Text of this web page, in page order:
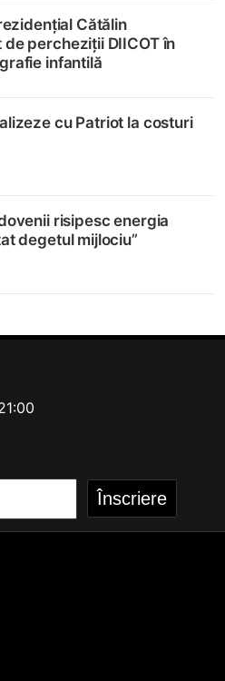
Cătălin
percheziții DIICOT în
infantilă
cu Patriot la costuri
risipesc energia
degetul mijlociu”